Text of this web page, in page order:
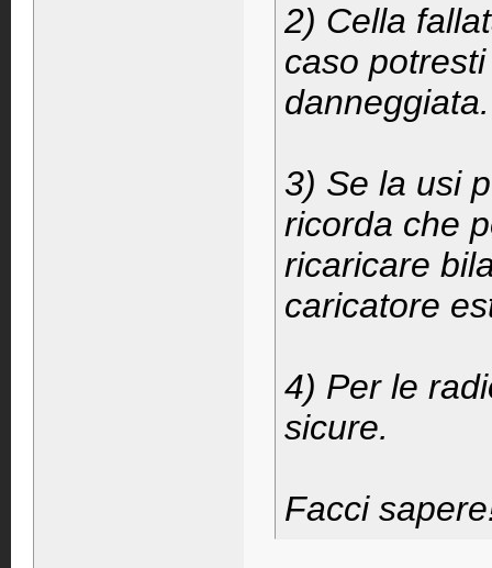
2) Cella
caso
danneggiata.
3) Se la usi
ricorda che
ricaricare
caricatore
4) Per le
sicure.
Facci